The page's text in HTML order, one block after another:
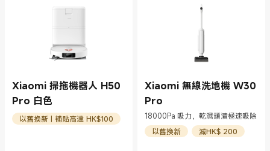
Xiaomi 掃拖機器人 H50
Pro 白色
以舊換新 | 補貼高達 HK$100
Xiaomi 無線洗地機 W30
Pro
18000Pa 吸力，乾濕頑漬極速吸除
以舊換新
減HK$ 200